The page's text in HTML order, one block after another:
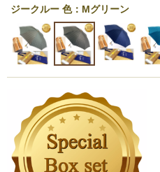
ジークルー 色：Mグリーン